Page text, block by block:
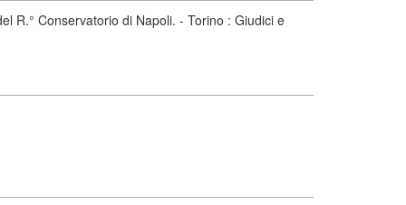
R.° Conservatorio di Napoli. - Torino : Giudici e